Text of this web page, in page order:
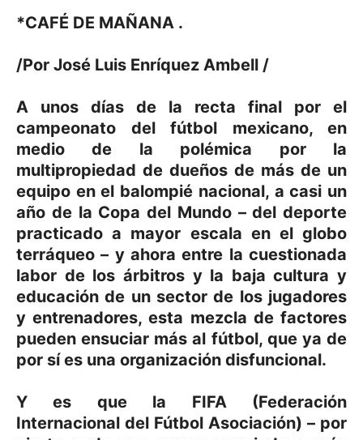
*CAFÉ DE MAÑANA .
/Por José Luis Enríquez Ambell /
A unos días de la recta final por el
campeonato del fútbol mexicano, en
medio de la polémica por la
multipropiedad de dueños de más de un
equipo en el balompié nacional, a casi un
año de la Copa del Mundo – del deporte
practicado a mayor escala en el globo
terráqueo – y ahora entre la cuestionada
labor de los árbitros y la baja cultura y
educación de un sector de los jugadores
y entrenadores, esta mezcla de factores
pueden ensuciar más al fútbol, que ya de
por sí es una organización disfuncional.
Y es que la FIFA (Federación
Internacional del Fútbol Asociación) – por